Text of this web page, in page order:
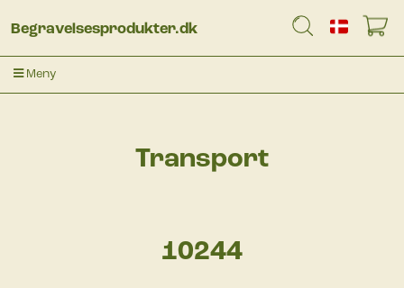
Begravelsesprodukter.dk
Meny
Transport
10244